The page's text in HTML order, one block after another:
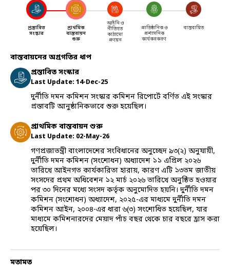
প্রস্তাবিত
সংস্কার
প্রাথমিক
বাস্তবায়ন
শুরু
আইনি ও
নীতিগত
কাঠামো
প্রণয়ন
প্রাতিষ্ঠানিক ও
প্রশাসনিক
কার্যকরকরণ
বাস্তবায়িত
বাস্তবায়নের অগ্রগতির ধাপ
প্রস্তাবিত সংস্কার
Last Update: 14-Dec-25
দুর্নীতি দমন কমিশন সংস্কার কমিশন রিপোর্টে বর্ণিত এই সংস্কার
প্রস্তাবটি আনুষ্ঠানিকভাবে শুরু হয়েছিল।
প্রাথমিক বাস্তবায়ন শুরু
Last Update: 02-May-26
গণপ্রজাতন্ত্রী বাংলাদেশের সংবিধানের অনুচ্ছেদ ৯৩(২) অনুযায়ী,
দুর্নীতি দমন কমিশন (সংশোধন) অধ্যাদেশ ১১ এপ্রিল ২০২৬
তারিখে আইনগত কার্যকারিতা হারায়, কারণ এটি ১৩তম জাতীয়
সংসদের প্রথম অধিবেশন ১২ মার্চ ২০২৬ তারিখে অনুষ্ঠিত হওয়ার
পর ৩০ দিনের মধ্যে সংসদ কর্তৃক অনুমোদিত হয়নি। দুর্নীতি দমন
কমিশন (সংশোধন) অধ্যাদেশ, ২০২৫-এর মাধ্যমে দুর্নীতি দমন
কমিশন আইন, ২০০৪-এর ধারা ৬(৩) সংশোধিত হয়েছিল, যার
মাধ্যমে কমিশনারদের মেয়াদ পাঁচ বছর থেকে চার বছরে হ্রাস করা
হয়েছিল।
মতামত